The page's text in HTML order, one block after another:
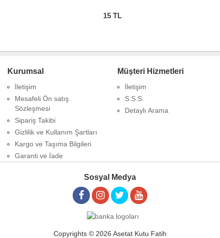
15 TL
Kurumsal
İletişim
Mesafeli Ön satış
Sözleşmesi
Sipariş Takibi
Gizlilik ve Kullanım Şartları
Kargo ve Taşıma Bilgileri
Garanti ve İade
Müşteri Hizmetleri
İletişim
S.S.S.
Detaylı Arama
Sosyal Medya
Copyrights © 2026 Asetat Kutu Fatih